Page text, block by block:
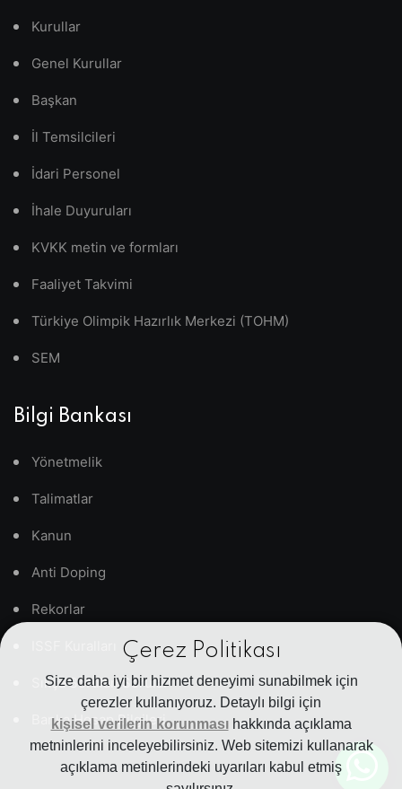
Çerez Politikası
Size daha iyi bir hizmet deneyimi sunabilmek için
çerezler kullanıyoruz. Detaylı bilgi için
kişisel verilerin korunmasıhakkında açıklama
metninlerini inceleyebilirsiniz. Web sitemizi kullanarak
açıklama metinlerindeki uyarıları kabul etmiş
Kurullar
Genel Kurullar
Başkan
İl Temsilcileri
İdari Personel
İhale Duyuruları
KVKK metin ve formları
Faaliyet Takvimi
Türkiye Olimpik Hazırlık Merkezi (TOHM)
SEM
Bilgi Bankası
Yönetmelik
Talimatlar
Kanun
Anti Doping
Rekorlar
Sıkça Sorulan Sorular
Banka Hesap Bilgileri